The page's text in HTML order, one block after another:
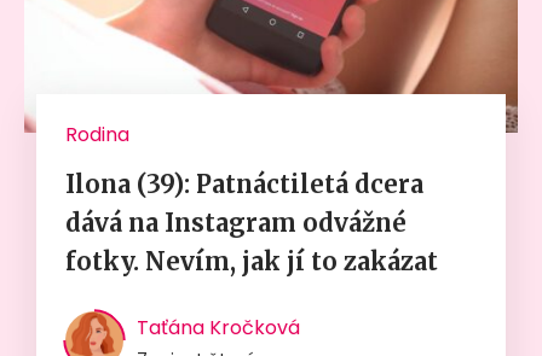
Rodina
Ilona (39): Patnáctiletá dcera
dává na Instagram odvážné
fotky. Nevím, jak jí to zakázat
Taťána Kročková